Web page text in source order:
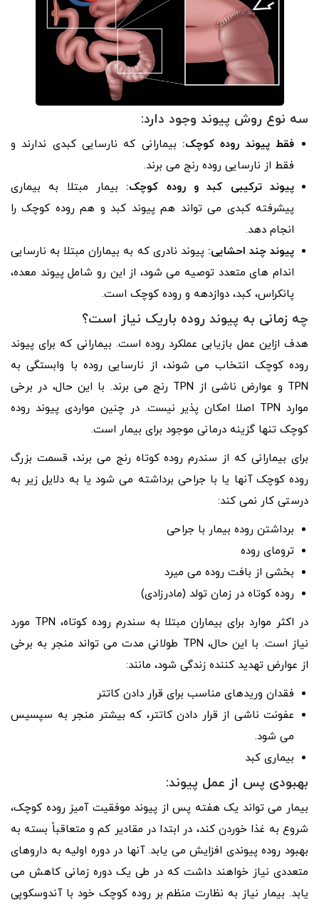
سه نوع روش پیوند وجود دارد:
فقط پیوند روده کوچک: بیمارانی که نارسایی کبدی ندارند و
فقط از نارسایی روده رنج می برند.
پیوند ترکیبی کبد و روده کوچک: بیمار مبتلا به بیماری
پیشرفته کبدی می تواند هم پیوند کبد و هم روده کوچک را
انجام دهد.
پیوند چند احشایی: پیوند نادری که به بیماران مبتلا به نارسایی
اندام های متعدد توصیه می شود، از این رو شامل پیوند معده،
پانکراس، کبد، دوازدهه و روده کوچک است.
چه زمانی به پیوند روده باریک نیاز است؟
هدف ازاین عمل بازیابی عملکرد روده است. بیمارانی که برای پیوند
روده کوچک انتخاب می شوند، از نارسایی روده با وابستگی به
TPN و عوارض ناشی از TPN رنج می برند. با این حال، در برخی
موارد TPN اصلا امکان پذیر نیست. در چنین مواردی پیوند روده
کوچک تنها گزینه درمانی موجود برای بیمار است.
برای بیمارانی که از سندرم روده کوتاه رنج می برند، قسمت بزرگ
روده کوچک آنها یا با جراحی برداشته می شود یا به دلایل زیر به
درستی کار نمی کند:
برداشتن روده بیمار با جراحی
ترومای روده
بخشی از بافت روده می میرد
روده کوتاه در زمان تولد (مادرزادی)
در اکثر موارد برای بیماران مبتلا به سندرم روده کوتاه، TPN مورد
نیاز است. با این حال، TPN طولانی مدت می تواند منجر به برخی
از عوارض تهدید کننده زندگی شود، مانند:
فقدان وریدهای مناسب برای قرار دادن کاتتر
عفونت ناشی از قرار دادن کاتتر، که بیشتر منجر به سپسیس
می شود.
بیماری کبد
بهبودی پس از عمل پیوند:
بیمار می تواند یک هفته پس از پیوند موفقیت آمیز روده کوچک،
شروع به غذا خوردن کند، در ابتدا در مقادیر کم و متعاقباً بسته به
بهبود روده پیوندی افزایش می یابد. آنها در دوره اولیه به داروهای
متعددی نیاز خواهند داشت که در طی یک دوره زمانی کاهش می
یابد. بیمار نیاز به نظارت منظم بر روده کوچک خود با آندوسکوپی